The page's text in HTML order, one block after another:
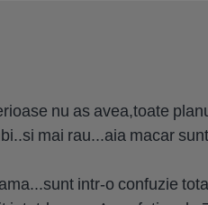
nu as avea,toate
mai rau...aia macar
intr-o confuzie